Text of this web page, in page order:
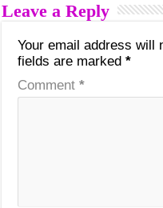
Leave a Reply
Your email address will
fields are marked*
Comment*